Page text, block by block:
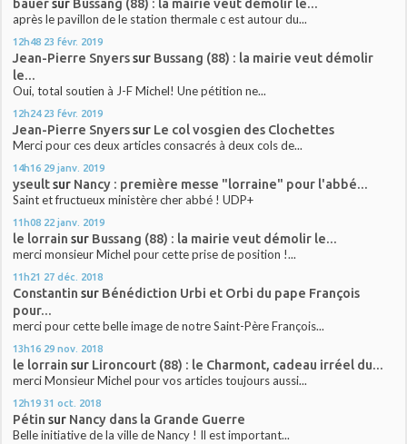
après le pavillon de le station thermale c est autour du...
12h48 23 févr. 2019
Jean-Pierre Snyerssur Bussang (88) : la mairie veut démolir
le...
Oui, total soutien à J-F Michel! Une pétition ne...
12h24 23 févr. 2019
Jean-Pierre Snyerssur Le col vosgien des Clochettes
Merci pour ces deux articles consacrés à deux cols de...
14h16 29 janv. 2019
yseultsur Nancy : première messe "lorraine" pour l'abbé...
Saint et fructueux ministère cher abbé ! UDP+
11h08 22 janv. 2019
le lorrain sur Bussang (88) : la mairie veut démolir le...
merci monsieur Michel pour cette prise de position !...
11h21 27 déc. 2018
Constantin sur Bénédiction Urbi et Orbi du pape François
pour...
merci pour cette belle image de notre Saint-Père François...
13h16 29 nov. 2018
le lorrain sur Lironcourt (88) : le Charmont, cadeau irréel du...
merci Monsieur Michel pour vos articles toujours aussi...
12h19 31 oct. 2018
Pétin sur Nancy dans la Grande Guerre
Belle initiative de la ville de Nancy ! Il est important...